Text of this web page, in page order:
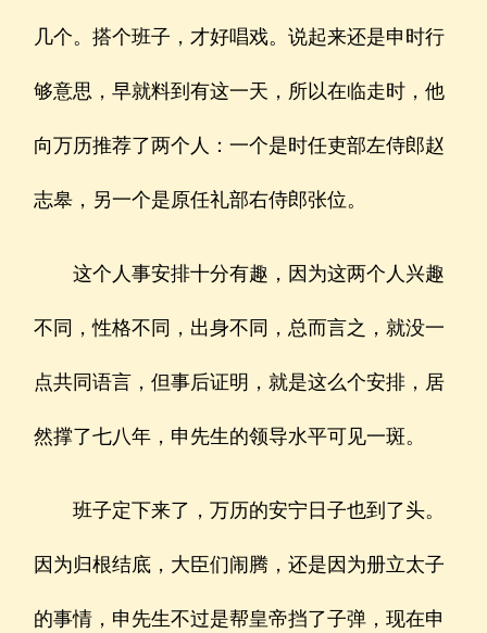
几个。搭个班子，才好唱戏。说起来还是申时行
够意思，早就料到有这一天，所以在临走时，他
向万历推荐了两个人：一个是时任吏部左侍郎赵
志皋，另一个是原任礼部右侍郎张位。
这个人事安排十分有趣，因为这两个人兴趣
不同，性格不同，出身不同，总而言之，就没一
点共同语言，但事后证明，就是这么个安排，居
然撑了七八年，申先生的领导水平可见一斑。
班子定下来了，万历的安宁日子也到了头。
因为归根结底，大臣们闹腾，还是因为册立太子
的事情，申先生不过是帮皇帝挡了子弹，现在申